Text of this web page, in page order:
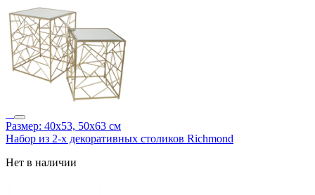
Размер: 40х53, 50х63 см
Набор из 2-х декоративных столиков Richmond
Нет в наличии